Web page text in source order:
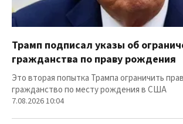
Трамп подписал указы об
гражданства по праву рождения
Это вторая попытка Трампа ограничить
гражданство по месту рождения в США
7.08.2026 10:04